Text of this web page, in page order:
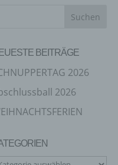
BEITRÄGE
2026
2026